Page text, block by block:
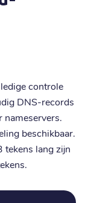
controle
DNS-records
nameservers.
beschikbaar.
tekens lang zijn